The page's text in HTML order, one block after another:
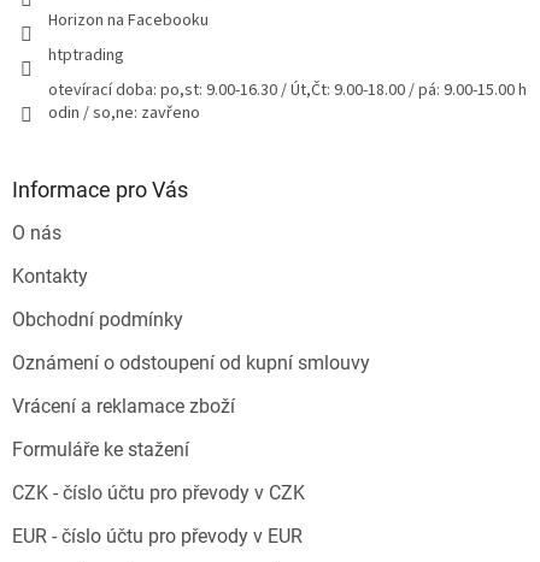
Horizon na Facebooku
htptrading
otevírací doba: po,st: 9.00-16.30 / Út,Čt: 9.00-18.00 / pá: 9.00-15.00 h
odin / so,ne: zavřeno
Informace pro Vás
O nás
Kontakty
Obchodní podmínky
Oznámení o odstoupení od kupní smlouvy
Vrácení a reklamace zboží
Formuláře ke stažení
CZK - číslo účtu pro převody v CZK
EUR - číslo účtu pro převody v EUR